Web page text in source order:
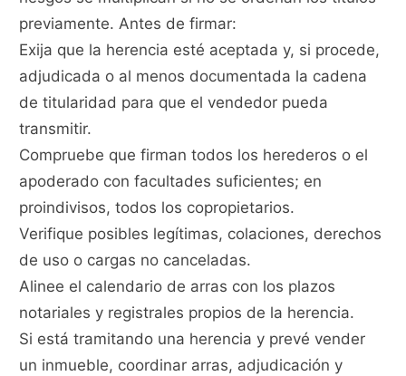
previamente. Antes de firmar:
Exija que la herencia esté aceptada y, si procede,
adjudicada o al menos documentada la cadena
de titularidad para que el vendedor pueda
transmitir.
Compruebe que firman todos los herederos o el
apoderado con facultades suficientes; en
proindivisos, todos los copropietarios.
Verifique posibles legítimas, colaciones, derechos
de uso o cargas no canceladas.
Alinee el calendario de arras con los plazos
notariales y registrales propios de la herencia.
Si está tramitando una herencia y prevé vender
un inmueble, coordinar arras, adjudicación y